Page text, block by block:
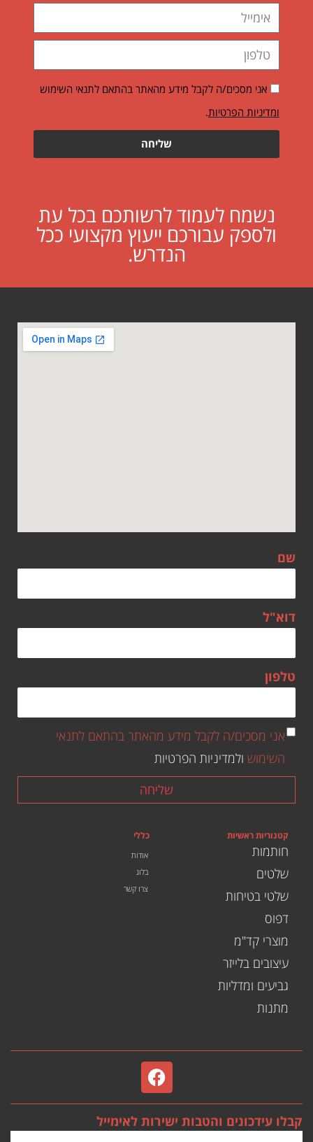
אני מסכים/ה לקבל מידע מהאתר בהתאם לתנאי השימוש
ומדיניות הפרטיות.
שליחה
נשמח לעמוד לרשותכם בכל עת
ולספק עבורכם ייעוץ מקצועי ככל
הנדרש.
שם
דוא"ל
טלפון
אני מסכים/ה לקבל מידע מהאתר בהתאם לתנאי
השימוש ולמדיניות הפרטיות
שליחה
קטגוריות ראשיות
חותמות
שלטים
שלטי בטיחות
דפוס
מוצרי קד"מ
עיצובים בלייזר
גביעים ומדליות
מתנות
כללי
אודות
בלוג
צרו קשר
קבלו עידכונים והטבות ישירות לאימייל